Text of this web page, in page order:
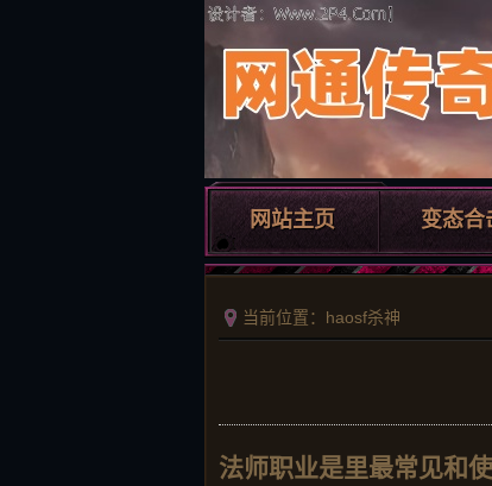
网站主页 变态合
当前位置：haosf杀神
法师职业是里最常见和